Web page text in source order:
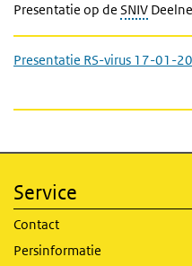
Presentatie op de SNIV
Presentatie RS-virus 17-01-
Service
Contact
Persinformatie